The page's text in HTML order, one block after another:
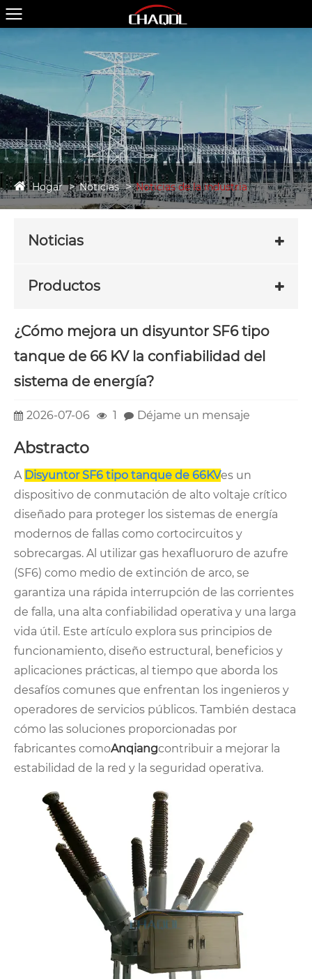
Hogar Noticias Noticias de la industria
Noticias
Productos
¿Cómo mejora un disyuntor SF6 tipo
tanque de 66 KV la confiabilidad del
sistema de energía?
2026-07-06 1 Déjame un mensaje
Abstracto
A Disyuntor SF6 tipo tanque de 66KVes un
dispositivo de conmutación de alto voltaje crítico
diseñado para proteger los sistemas de energía
modernos de fallas como cortocircuitos y
sobrecargas. Al utilizar gas hexafluoruro de azufre
(SF6) como medio de extinción de arco, se
garantiza una rápida interrupción de las corrientes
de falla, una alta confiabilidad operativa y una larga
vida útil. Este artículo explora sus principios de
funcionamiento, diseño estructural, beneficios y
aplicaciones prácticas, al tiempo que aborda los
desafíos comunes que enfrentan los ingenieros y
operadores de servicios públicos. También destaca
cómo las soluciones proporcionadas por
fabricantes comoAnqiangcontribuir a mejorar la
estabilidad de la red y la seguridad operativa.